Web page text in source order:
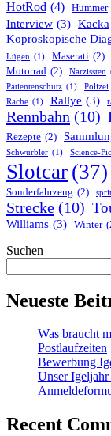
HotRod (4) Hummer
Interview (3) Kacka
Koproskopische
Lügen (1) Maserati (2)
Motorrad (2) Narzissten
Patientenschutz (1) Polizei
Rache (1) Rallye (3)
Rennbahn (10)
Rezepte (2)
Schwurbler (1) Science-
Slotcar (37)
Sonderfahrzeug (2)
Strecke (10)
Williams (3) Winter
Suchen
Neueste
Was braucht
Postlaufzeiten
Bewerbung
Unser
Recent